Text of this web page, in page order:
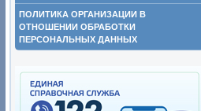
ПОЛИТИКА ОРГАНИЗАЦИИ В
ОТНОШЕНИИ ОБРАБОТКИ
ПЕРСОНАЛЬНЫХ ДАННЫХ